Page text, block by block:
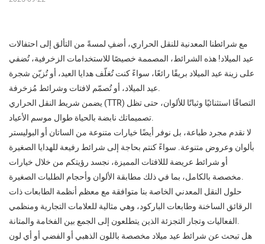
مع شرائطنا المعدنية للنقل الحراري، أضفِ لمسةً من التألق إلى احتفالات
عيد الميلاد! هذه الشرائط، المصممة خصيصًا للاستخدامات الزخرفية، تُضفي
على زينة عيد الميلاد بريقًا رائعًا، سواءً كنت تُغلّف هدايا العيد، أو تُزيّن شجرة
عيد الميلاد، أو تُصمّم لافتات وشرائط مُزخرفة.
يضمن شريط النقل الحراري (TTR) التصاقًا استثنائيًا وثباتًا للألوان، حتى تظل
تصميماتك نابضة بالحياة طوال موسم الأعياد.
لا نقدم مجرد طباعة، بل نوفر أيضًا خيارات متنوعة من الساتان أو البوليستر
بألوان وعروض متنوعة. سواءً كنتم بحاجة إلى شرائط رفيعة للهدايا الصغيرة
أو شرائط عريضة لللافتات المميزة، نجسد رؤيتكم من خلال خيارات
مخصصة بالكامل، بما في ذلك مطابقة الألوان وأحجام الطلبات الصغيرة.
حلول النقل المعدني الخاصة بنا متوافقة مع معظم أنظمة الطابعات ذات
الرقائق الساخنة وطابعات الباركود، وهي مثالية للعلامات التجارية ومنظمي
الفعاليات وتجار التجزئة الذين يتطلعون إلى الجمع بين الفخامة والمتانة.
هل تبحث عن شرائط عيد ميلاد مخصصة باللون الذهبي أو الفضي أو أي لون